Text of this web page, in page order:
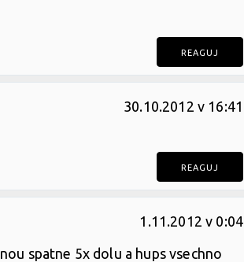
REAGUJ
30.10.2012 v 16:41
REAGUJ
1.11.2012 v 0:04
spatne 5x dolu a hups vsechno